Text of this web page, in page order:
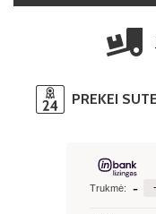
PREKEI